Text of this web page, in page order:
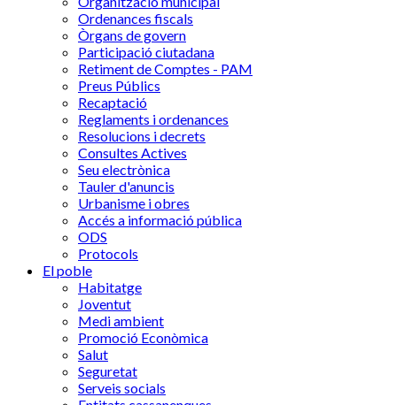
Ordenances fiscals
Òrgans de govern
Participació ciutadana
Retiment de Comptes - PAM
Preus Públics
Recaptació
Reglaments i ordenances
Resolucions i decrets
Consultes Actives
Seu electrònica
Tauler d'anuncis
Urbanisme i obres
Accés a informació pública
ODS
Protocols
El poble
Habitatge
Joventut
Medi ambient
Promoció Econòmica
Salut
Seguretat
Serveis socials